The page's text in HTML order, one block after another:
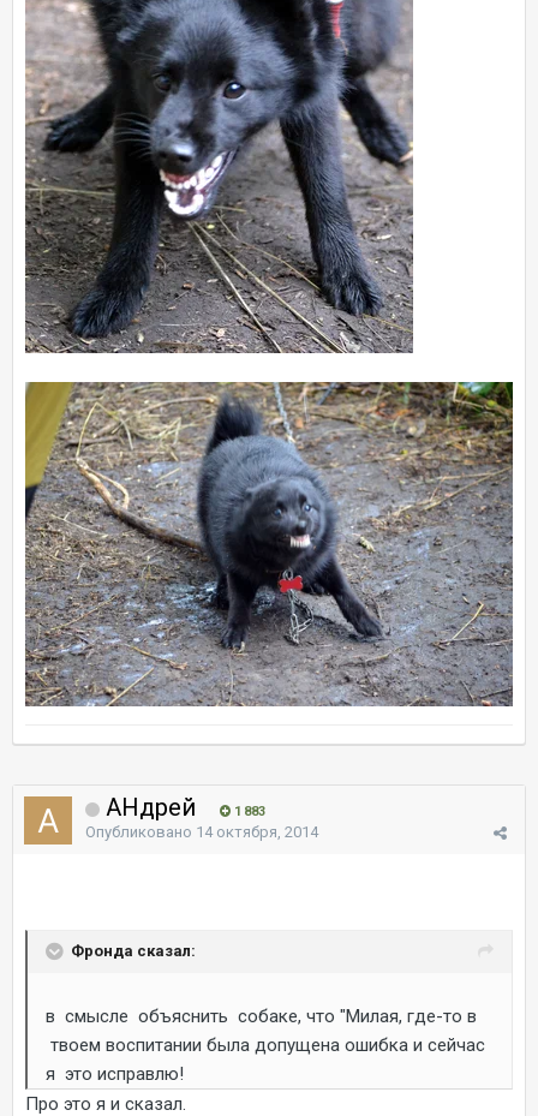
AHдрей 1 883
Опубликовано 14 октября, 2014
Фронда сказал:
в смысле объяснить собаке, что "Милая, где-то в
твоем воспитании была допущена ошибка и сейчас
я это исправлю!
Про это я и сказал.